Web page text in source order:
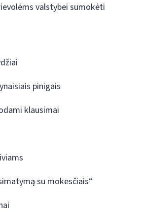
valstybei sumokėti
pinigais
klausimai
su mokesčiais“